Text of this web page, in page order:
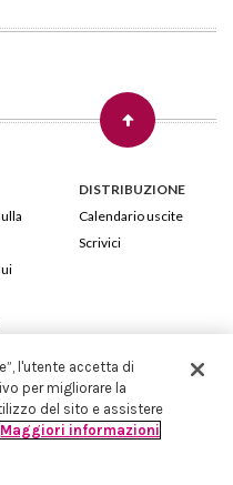
DISTRIBUZIONE
Calendario uscite
Scrivici
Monte Nero, 84 - 20135 Milano
- Capitale Sociale 258.250 €
nr.198004 e REA nr.1051898
l'utente accetta di
per migliorare la
del sito e assistere
Maggiori informazioni